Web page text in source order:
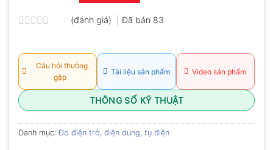
hạng
5
sao
(đánh giá) Đã bán 83
Câu hỏi thường
gặp
Tài liệu sản phẩm Video sản phẩm
THÔNG SỐ KỸ THUẬT
Danh mục:Đo điện trở, điện dung, tụ điện